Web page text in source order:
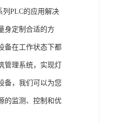
列PLC的应用解决
身定制合适的方
备在工作状态下都
理系统，实现灯
备，我们可以为您
的监测、控制和优